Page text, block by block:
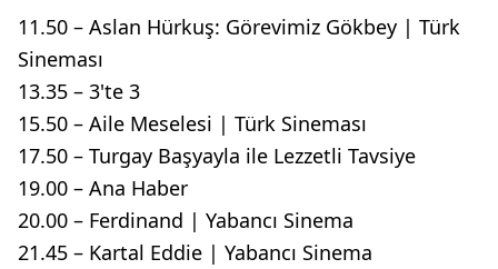
11.50 – Aslan Hürkuş: Görevimiz Gökbey | Türk
Sineması
13.35 – 3'te 3
15.50 – Aile Meselesi | Türk Sineması
17.50 – Turgay Başyayla ile Lezzetli Tavsiye
19.00 – Ana Haber
20.00 – Ferdinand | Yabancı Sinema
21.45 – Kartal Eddie | Yabancı Sinema